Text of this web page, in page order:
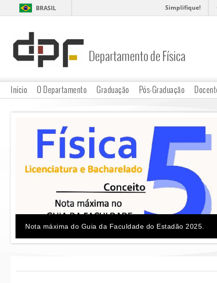
BRASIL Simplifique!
DPF Departamento de Física
Início O Departamento Graduação Pós-Graduação
Nota máxima do Guia da Faculdade do Estadão 2025.